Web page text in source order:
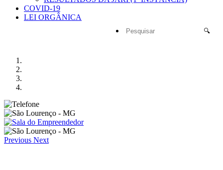
COVID-19
LEI ORGÂNICA
🔍
Previous Next